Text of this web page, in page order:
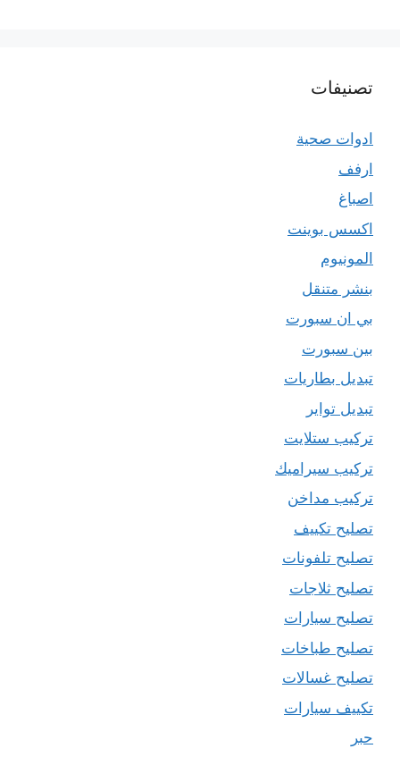
تصنيفات
ادوات صحية
ارفف
اصباغ
اكسس بوينت
المونيوم
بنشر متنقل
بي ان سبورت
بين سبورت
تبديل بطاريات
تبديل تواير
تركيب ستلايت
تركيب سيراميك
تركيب مداخن
تصليح تكييف
تصليح تلفونات
تصليح ثلاجات
تصليح سيارات
تصليح طباخات
تصليح غسالات
تكييف سيارات
حبر